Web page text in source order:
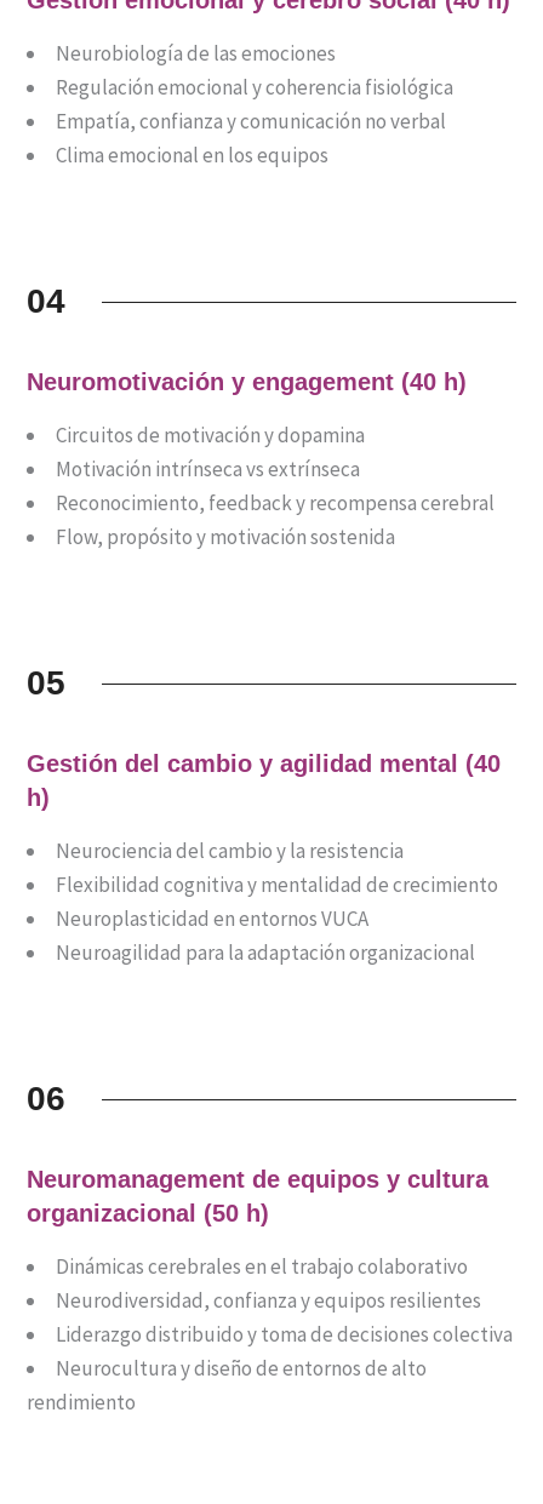
Neurobiología de las emociones
Regulación emocional y coherencia fisiológica
Empatía, confianza y comunicación no verbal
Clima emocional en los equipos
04
Neuromotivación y engagement (40 h)
Circuitos de motivación y dopamina
Motivación intrínseca vs extrínseca
Reconocimiento, feedback y recompensa cerebral
Flow, propósito y motivación sostenida
05
Gestión del cambio y agilidad mental (40
h)
Neurociencia del cambio y la resistencia
Flexibilidad cognitiva y mentalidad de crecimiento
Neuroplasticidad en entornos VUCA
Neuroagilidad para la adaptación organizacional
06
Neuromanagement de equipos y cultura
organizacional (50 h)
Dinámicas cerebrales en el trabajo colaborativo
Neurodiversidad, confianza y equipos resilientes
Liderazgo distribuido y toma de decisiones colectiva
Neurocultura y diseño de entornos de alto
rendimiento